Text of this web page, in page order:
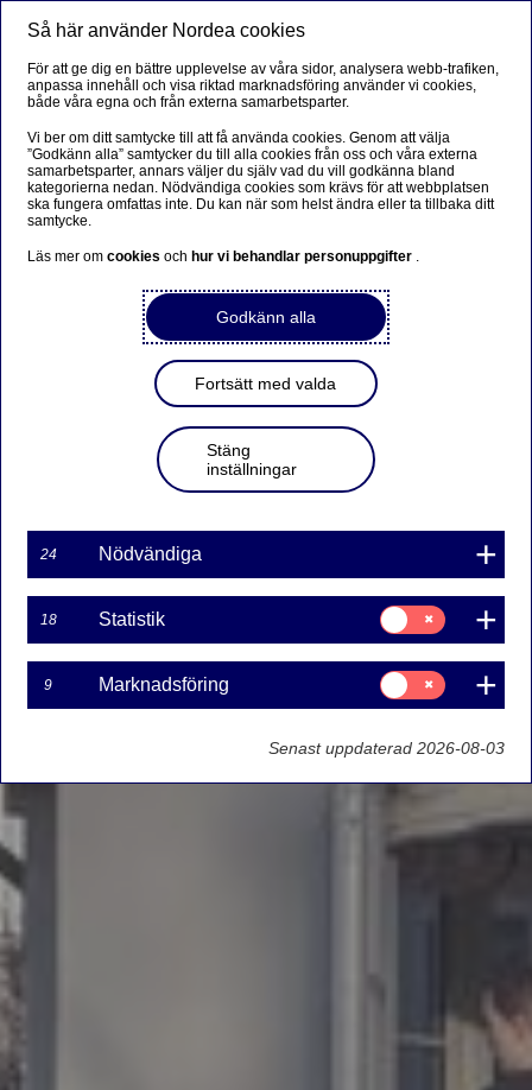
Så här använder Nordea cookies
För att ge dig en bättre upplevelse av våra sidor, analysera webb-trafiken,
anpassa innehåll och visa riktad marknadsföring använder vi cookies,
både våra egna och från externa samarbetsparter.
Vi ber om ditt samtycke till att få använda cookies. Genom att välja
”Godkänn alla” samtycker du till alla cookies från oss och våra externa
samarbetsparter, annars väljer du själv vad du vill godkänna bland
kategorierna nedan. Nödvändiga cookies som krävs för att webbplatsen
ska fungera omfattas inte. Du kan när som helst ändra eller ta tillbaka ditt
samtycke.
Läs mer omcookiesoch hur vi behandlar personuppgifter .
Godkänn alla
Fortsätt med valda
Stäng
inställningar
24 Nödvändiga
18 Statistik
Samtycke
för:
Statistik
9 Marknadsföring
Samtycke
för:
Marknadsföring
Senast uppdaterad 2026-08-03